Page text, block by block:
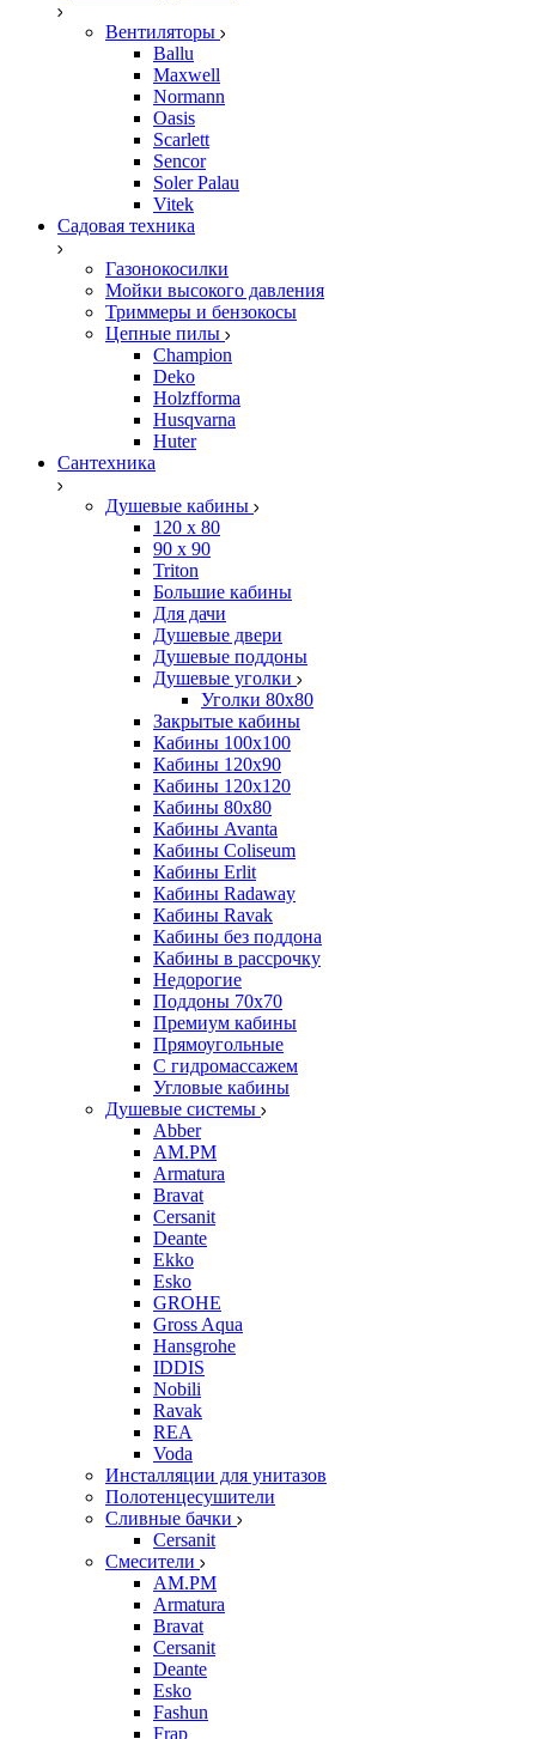
Вентиляторы
Ballu
Maxwell
Normann
Oasis
Scarlett
Sencor
Soler Palau
Vitek
Садовая техника
Газонокосилки
Мойки высокого давления
Триммеры и бензокосы
Цепные пилы
Champion
Deko
Holzfforma
Husqvarna
Huter
Сантехника
Душевые кабины
120 x 80
90 х 90
Triton
Большие кабины
Для дачи
Душевые двери
Душевые поддоны
Душевые уголки
Уголки 80х80
Закрытые кабины
Кабины 100x100
Кабины 120x90
Кабины 120х120
Кабины 80х80
Кабины Avanta
Кабины Coliseum
Кабины Erlit
Кабины Radaway
Кабины Ravak
Кабины без поддона
Кабины в рассрочку
Недорогие
Поддоны 70x70
Премиум кабины
Прямоугольные
С гидромассажем
Угловые кабины
Душевые системы
Abber
AM.PM
Armatura
Bravat
Cersanit
Deante
Ekko
Esko
GROHE
Gross Aqua
Hansgrohe
IDDIS
Nobili
Ravak
REA
Voda
Инсталляции для унитазов
Полотенцесушители
Сливные бачки
Cersanit
Смесители
AM.PM
Armatura
Bravat
Cersanit
Deante
Esko
Fashun
Frap